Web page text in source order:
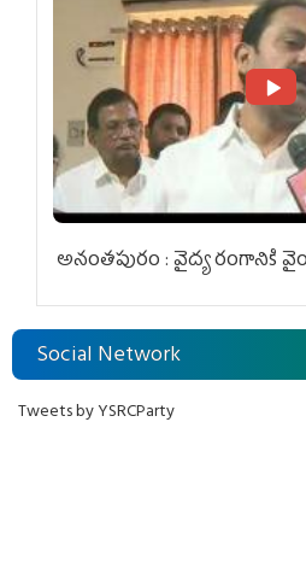
అనంతపురం : వైద్య రంగానికి
Social Network
Tweets by YSRCParty